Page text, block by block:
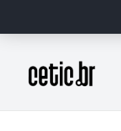
Página inicial